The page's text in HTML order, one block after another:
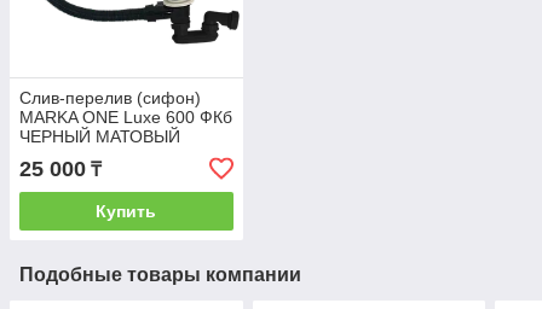
Слив-перелив (сифон)
MARKA ONE Luxe 600 ФКб
ЧЕРНЫЙ МАТОВЫЙ
25 000 ₸
Купить
Подобные товары компании